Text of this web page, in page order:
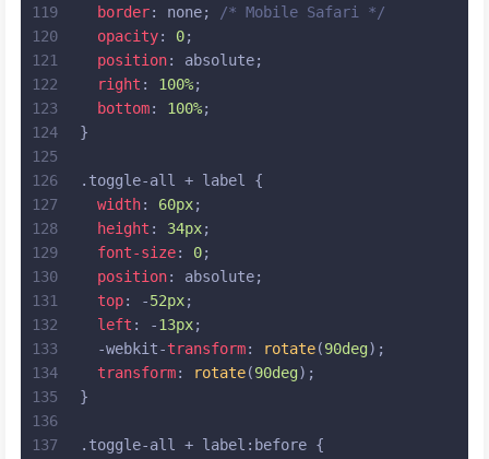
119
120
121
122
123
124
125
126
127
128
129
130
131
132
133
134
135
136
137
border: none;
/* Mobile Safari */
opacity: 0;
position: absolute;
right : 100%;
bottom: 100%;
}
.toggle-all + label
{
width: 60px;
height : 34px;
font-size: 0;
position: absolute;
top: -52px;
left : -13px;
  -webkit-
transform: rotate(90deg);
transform: rotate(90deg);
}
.toggle-all + label :before {